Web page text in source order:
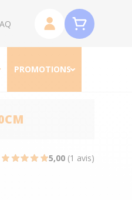
PROMOTIONS
5,00 (1 avis)